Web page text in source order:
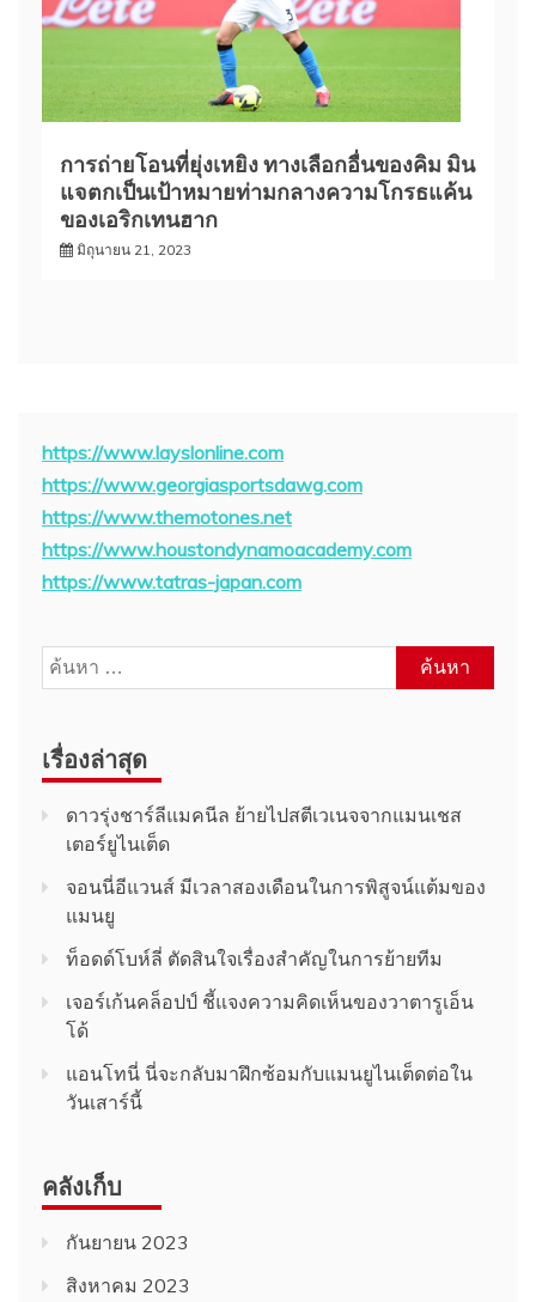
การถ่ายโอนที่ยุ่งเหยิง ทางเลือกอื่นของคิม มิน
แจตกเป็นเป้าหมายท่ามกลางความโกรธแค้น
ของเอริกเทนฮาก
มิถุนายน 21, 2023
https://www.layslonline.com
https://www.georgiasportsdawg.com
https://www.themotones.net
https://www.houstondynamoacademy.com
https://www.tatras-japan.com
ค้นหา
สำหรับ:
เรื่องล่าสุด
ดาวรุ่งชาร์ลีแมคนีล ย้ายไปสตีเวเนจจากแมนเชส
เตอร์ยูไนเต็ด
จอนนี่อีแวนส์ มีเวลาสองเดือนในการพิสูจน์แต้มของ
แมนยู
ท็อดด์โบห์ลี่ ตัดสินใจเรื่องสำคัญในการย้ายทีม
เจอร์เก้นคล็อปป์ ชี้แจงความคิดเห็นของวาตารูเอ็น
โด้
แอนโทนี่ นี่จะกลับมาฝึกซ้อมกับแมนยูไนเต็ดต่อใน
วันเสาร์นี้
คลังเก็บ
กันยายน 2023
สิงหาคม 2023